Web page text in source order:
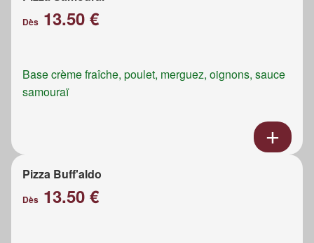
Dès 13.50 €
Base crème fraîche, poulet, merguez, oignons, sauce
samouraï
Pizza Buff'aldo
Dès 13.50 €